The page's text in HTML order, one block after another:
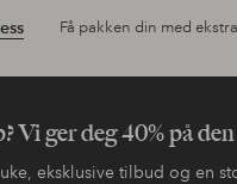
Få pakken din med
Vi ger deg 40% på
eksklusive tilbud og en